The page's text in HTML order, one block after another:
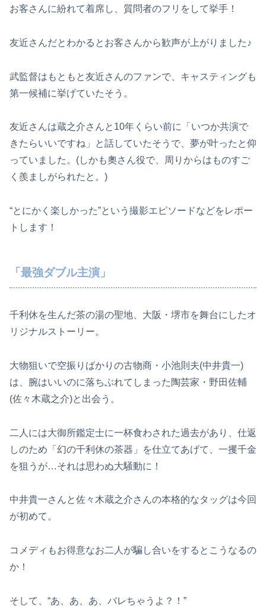
お客さんに紛れて着席し、質問者のフリをして挙手！
友近さんだとわかるとお客さんから歓声が上がりました♪
武監督はもともと友近さんのファンで、キャスティングも
第一候補に挙げていたそう。
友近さんは蔵之介さんと10年くらい前に「いつか共演で
きたらいいですね」と話していたそうで、夢が叶ったと仰
っていました。(しかも奧さん役で、周りからはものすご
く羨ましがられたと。)
“とにかく楽しかった”という撮影エピソードなどをレポー
トします！
「最強ダブル主演」
千利休を生んだ茶の湯の聖地、大阪・堺市を舞台にしたオ
リジナルストーリー。
大物狙いで空振りばかりの古物商・小池則夫(中井貴一)
は、腕はいいのに落ちぶれてしまった陶芸家・野田佐輔
(佐々木蔵之介)と出会う。
二人には大御所鑑定士に一杯食わされた過去があり、仕返
しのため「幻の千利休の茶器」を仕立てあげて、一攫千金
を狙うが…それは思わぬ大騒動に！
中井貴一さんと佐々木蔵之介さんの本格的なタッグは今回
が初めて。
コメディもお得意なお二人が騙し合いをするとこうなるの
か！
そして、“あ、あ、あ、バレちゃうよ？！”